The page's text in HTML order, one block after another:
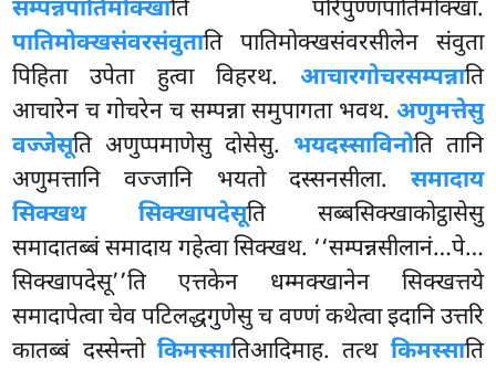
सम्पन्नपातिमोक्खाति परिपुण्णपातिमोक्खा.
पातिमोक्खसंवरसंवुताति पातिमोक्खसंवरसीलेन संवुता
पिहिता उपेता हुत्वा विहरथ. आचारगोचरसम्पन्नाति
आचारेन च गोचरेन च सम्पन्ना समुपागता भवथ. अणुमत्तेसु
वज्जेसूति अणुप्पमाणेसु दोसेसु. भयदस्साविनोति तानि
अणुमत्तानि वज्जानि भयतो दस्सनसीला. समादाय
सिक्खथ सिक्खापदेसूति सब्बसिक्खाकोट्ठासेसु
समादातब्बं समादाय गहेत्वा सिक्खथ. ‘‘सम्पन्नसीलानं…पे…
सिक्खापदेसू’’ति एत्तकेन धम्मक्खानेन सिक्खत्तये
समादापेत्वा चेव पटिलद्धगुणेसु च वण्णं कथेत्वा इदानि उत्तरि
कातब्बं दस्सेन्तो किमस्सातिआदिमाह. तत्थ किमस्साति